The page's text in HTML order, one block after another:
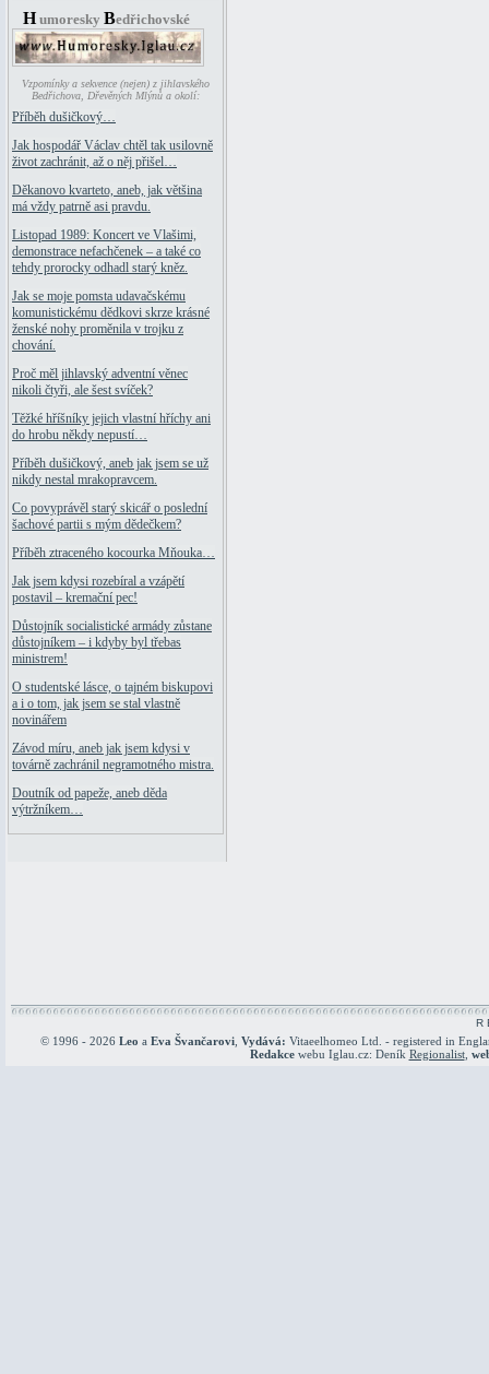
H umoresky Bedřichovské
Vzpomínky a sekvence (nejen) z jihlavského
Bedřichova, Dřevěných Mlýnů a okolí:
Příběh dušičkový…
Jak hospodář Václav chtěl tak usilovně
život zachránit, až o něj přišel…
Děkanovo kvarteto, aneb, jak většina
má vždy patrně asi pravdu.
Listopad 1989: Koncert ve Vlašimi,
demonstrace nefachčenek – a také co
tehdy prorocky odhadl starý kněz.
Jak se moje pomsta udavačskému
komunistickému dědkovi skrze krásné
ženské nohy proměnila v trojku z
chování.
Proč měl jihlavský adventní věnec
nikoli čtyři, ale šest svíček?
Těžké hříšníky jejich vlastní hříchy ani
do hrobu někdy nepustí…
Příběh dušičkový, aneb jak jsem se už
nikdy nestal mrakopravcem.
Co povyprávěl starý skicář o poslední
šachové partii s mým dědečkem?
Příběh ztraceného kocourka Mňouka…
Jak jsem kdysi rozebíral a vzápětí
postavil – kremační pec!
Důstojník socialistické armády zůstane
důstojníkem – i kdyby byl třebas
ministrem!
O studentské lásce, o tajném biskupovi
a i o tom, jak jsem se stal vlastně
novinářem
Závod míru, aneb jak jsem kdysi v
továrně zachránil negramotného mistra.
Doutník od papeže, aneb děda
výtržníkem…
R
© 1996 - 2026 Leo a Eva Švančarovi Vydává: Vitaeelhomeo Ltd. - registered in
Redakcewebu Iglau.cz: Deník Regionalist,